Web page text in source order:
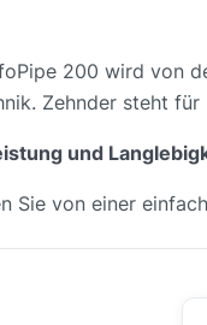
200 wird von
Zehnder steht
und
Sie von einer